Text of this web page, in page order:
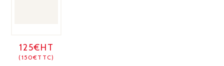
125€HT
(150€TTC)